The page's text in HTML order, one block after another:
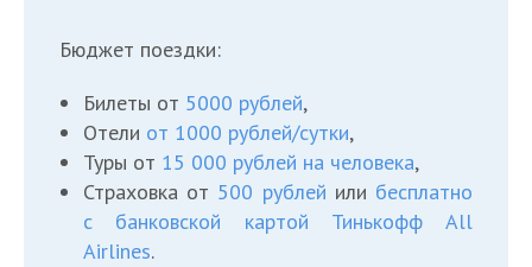
Бюджет поездки:
Билеты от 5000 рублей,
Отели от 1000 рублей/сутки,
Туры от 15 000 рублей на человека,
Страховка от 500 рублей или бесплатно
с банковской картой Тинькофф All
Airlines.